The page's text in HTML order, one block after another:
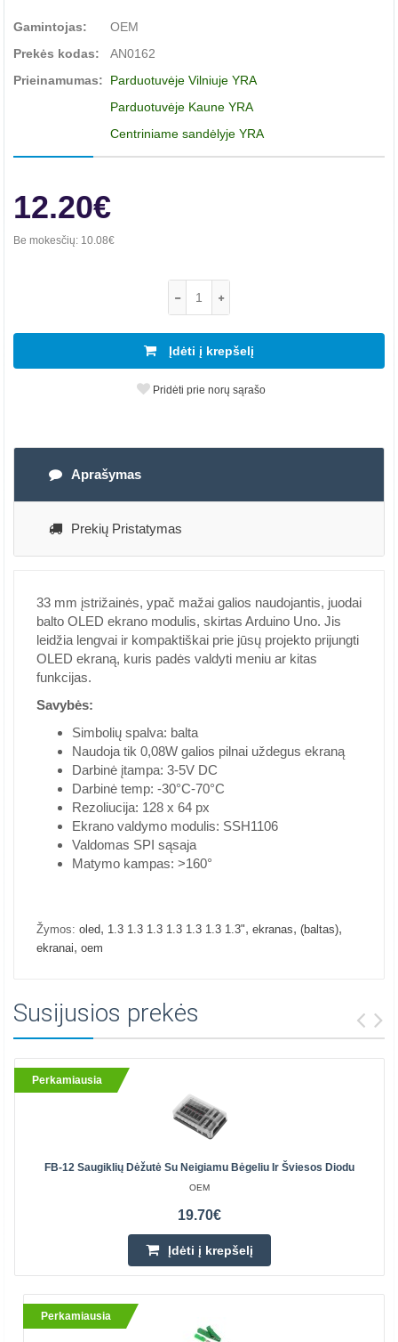
Gamintojas:
OEM
Prekės kodas:
AN0162
Prieinamumas:
Parduotuvėje Vilniuje YRA
Parduotuvėje Kaune YRA
Centriniame sandėlyje YRA
12.20€
Be mokesčių: 10.08€
Įdėti į krepšelį
Pridėti prie norų sąrašo
Aprašymas
Prekių Pristatymas
33 mm įstrižainės, ypač mažai galios naudojantis, juodai
balto OLED ekrano modulis, skirtas Arduino Uno. Jis
leidžia lengvai ir kompaktiškai prie jūsų projekto prijungti
OLED ekraną, kuris padės valdyti meniu ar kitas
funkcijas.
Savybės:
Simbolių spalva: balta
Naudoja tik 0,08W galios pilnai uždegus ekraną
Darbinė įtampa: 3-5V DC
Darbinė temp: -30°C-70°C
Rezoliucija: 128 x 64 px
Ekrano valdymo modulis: SSH1106
Valdomas SPI sąsaja
Matymo kampas: >160°
Žymos: oled, 1.3 1.3 1.3 1.3 1.3 1.3 1.3", ekranas, (baltas),
ekranai, oem
Susijusios prekės
Perkamiausia
FB-12 Saugiklių Dėžutė Su Neigiamu Bėgeliu Ir Šviesos Diodu
OEM
19.70€
Įdėti į krepšelį
Perkamiausia